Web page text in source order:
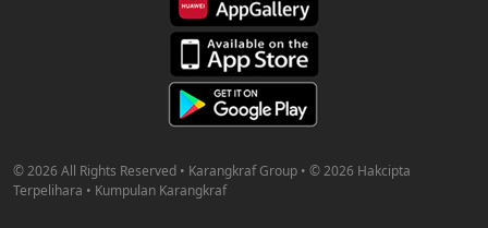
© 2026 All Rights Reserved • Karangkraf Group • © 2026 Hakcipta
Terpelihara • Kumpulan Karangkraf